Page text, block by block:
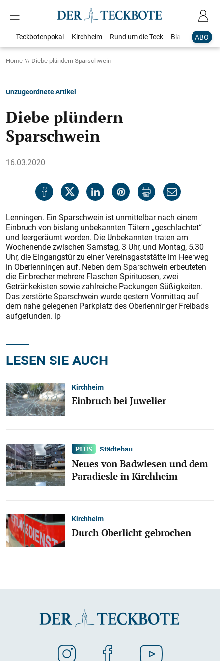
ABO
Teckbotenpokal Kirchheim Rund um die Teck Blaulicht
Home Diebe plündern Sparschwein
Unzugeordnete Artikel
Diebe plündern
Sparschwein
16.03.2020
Lenningen. Ein Sparschwein ist unmittelbar nach einem
Einbruch von bislang unbekannten Tätern „geschlachtet“
und leergeräumt worden. Die Unbekannten traten am
Wochenende zwischen Samstag, 3 Uhr, und Montag, 5.30
Uhr, die Eingangstür zu einer Vereinsgaststätte im Heerweg
in Oberlenningen auf. Neben dem Sparschwein erbeuteten
die Einbrecher mehrere Flaschen Spirituosen, zwei
Getränkekisten sowie zahlreiche Packungen Süßigkeiten.
Das zerstörte Sparschwein wurde gestern Vormittag auf
dem nahe gelegenen Parkplatz des Oberlenninger Freibads
aufgefunden. lp
LESEN SIE AUCH
Kirchheim
Einbruch bei Juwelier
Städtebau
Neues von Badwiesen und dem
Paradiesle in Kirchheim
Kirchheim
Durch Oberlicht gebrochen